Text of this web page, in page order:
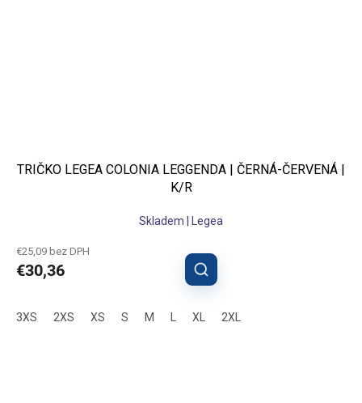
TRIČKO LEGEA COLONIA LEGGENDA | ČERNÁ-ČERVENÁ |
K/R
Skladem | Legea
€25,09 bez DPH
€30,36
3XS 2XS XS S M XL 2XL